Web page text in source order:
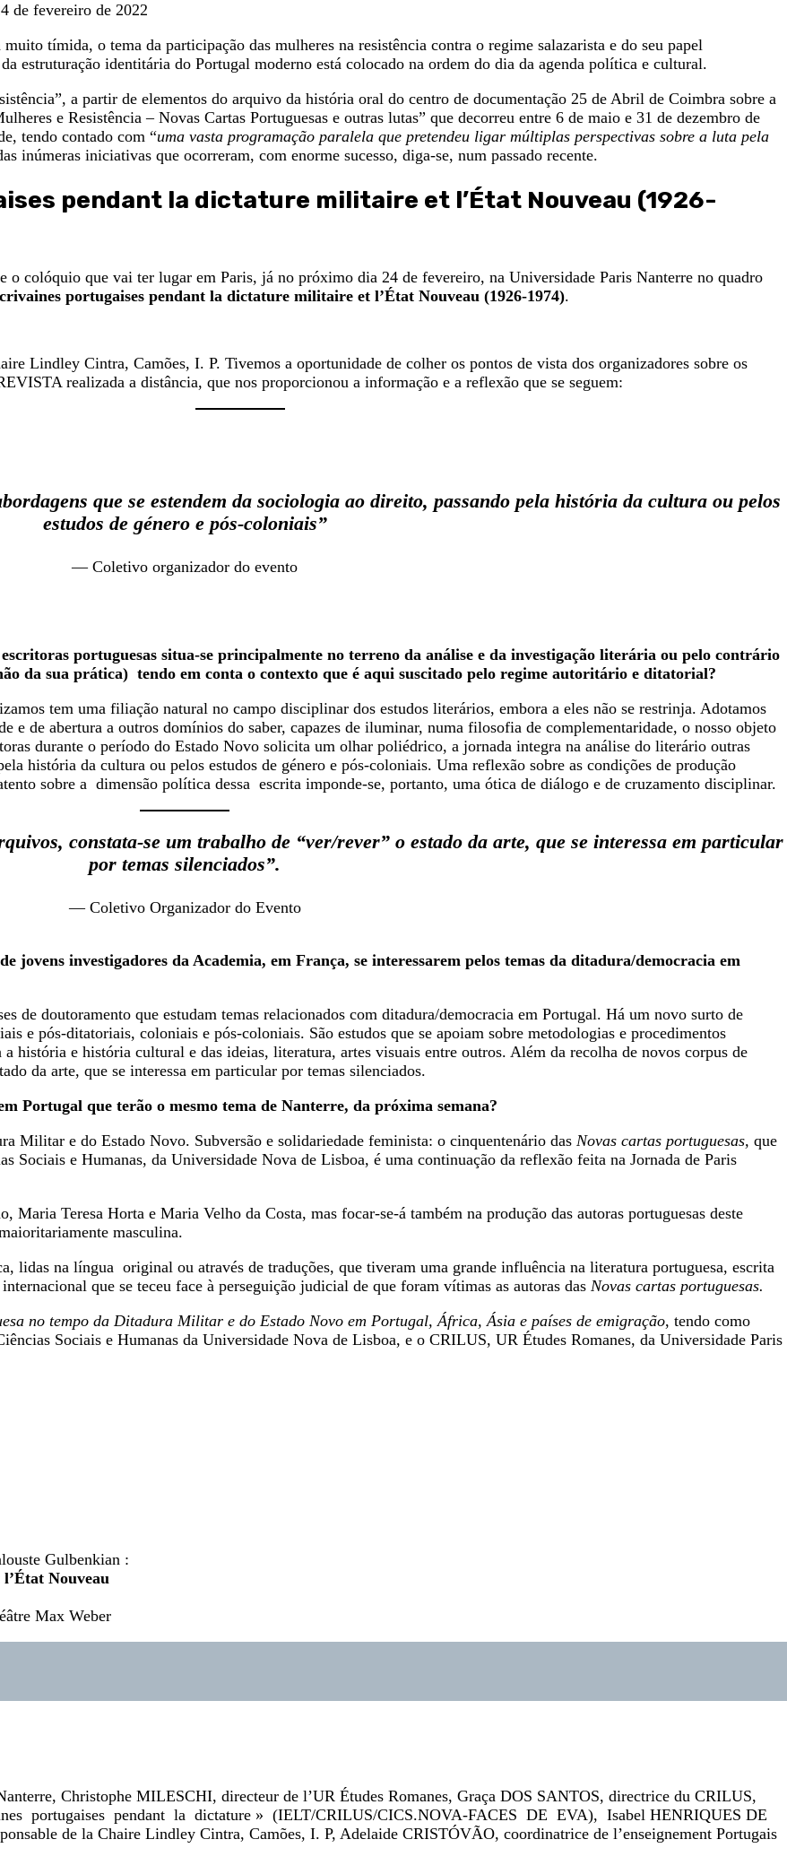
de fevereiro de 2022
tímida, o tema da participação das mulheres na resistência contra o regime salazarista e do seu papel
estruturação identitária do Portugal moderno está colocado na ordem do dia da agenda política e cultural.
a partir de elementos do arquivo da história oral do centro de documentação 25 de Abril de Coimbra sobre a
e Resistência – Novas Cartas Portuguesas e outras lutas” que decorreu entre 6 de maio e 31 de dezembro de
tendo contado com “uma vasta programação paralela que pretendeu ligar múltiplas perspectivas sobre a luta pela
inúmeras iniciativas que ocorreram, com enorme sucesso, diga-se, num passado recente.
pendant la dictature militaire et l’État Nouveau (1926-
o colóquio que vai ter lugar em Paris, já no próximo dia 24 de fevereiro, na Universidade Paris Nanterre no quadro
portugaises pendant la dictature militaire et l’État Nouveau (1926-1974).
Lindley Cintra, Camões, I. P. Tivemos a oportunidade de colher os pontos de vista dos organizadores sobre os
realizada a distância, que nos proporcionou a informação e a reflexão que se seguem:
que se estendem da sociologia ao direito, passando pela história da cultura ou pelos
estudos de género e pós-coloniais”
— Coletivo organizador do evento
portuguesas situa-se principalmente no terreno da análise e da investigação literária ou pelo contrário
da sua prática) tendo em conta o contexto que é aqui suscitado pelo regime autoritário e ditatorial?
tem uma filiação natural no campo disciplinar dos estudos literários, embora a eles não se restrinja. Adotamos
e de abertura a outros domínios do saber, capazes de iluminar, numa filosofia de complementaridade, o nosso objeto
durante o período do Estado Novo solicita um olhar poliédrico, a jornada integra na análise do literário outras
história da cultura ou pelos estudos de género e pós-coloniais. Uma reflexão sobre as condições de produção
sobre a dimensão política dessa escrita imponde-se, portanto, uma ótica de diálogo e de cruzamento disciplinar.
constata-se um trabalho de “ver/rever” o estado da arte, que se interessa em particular
por temas silenciados”.
— Coletivo Organizador do Evento
jovens investigadores da Academia, em França, se interessarem pelos temas da ditadura/democracia em
de doutoramento que estudam temas relacionados com ditadura/democracia em Portugal. Há um novo surto de
e pós-ditatoriais, coloniais e pós-coloniais. São estudos que se apoiam sobre metodologias e procedimentos
história e história cultural e das ideias, literatura, artes visuais entre outros. Além da recolha de novos corpus de
da arte, que se interessa em particular por temas silenciados.
Portugal que terão o mesmo tema de Nanterre, da próxima semana?
Militar e do Estado Novo. Subversão e solidariedade feminista: o cinquentenário das Novas cartas portuguesas, que
Sociais e Humanas, da Universidade Nova de Lisboa, é uma continuação da reflexão feita na Jornada de Paris
Teresa Horta e Maria Velho da Costa, mas focar-se-á também na produção das autoras portuguesas deste
masculina.
lidas na língua original ou através de traduções, que tiveram uma grande influência na literatura portuguesa, escrita
que se teceu face à perseguição judicial de que foram vítimas as autoras das Novas cartas portuguesas.
no tempo da Ditadura Militar e do Estado Novo em Portugal, África, Ásia e países de emigração, tendo como
Sociais e Humanas da Universidade Nova de Lisboa, e o CRILUS, UR Études Romanes, da Universidade Paris
Gulbenkian :
Nouveau
Max Weber
Christophe MILESCHI, directeur de l’UR Études Romanes, Graça DOS SANTOS, directrice du CRILUS,
portugaises pendant la dictature » (IELT/CRILUS/CICS.NOVA-FACES DE EVA), Isabel HENRIQUES DE
de la Chaire Lindley Cintra, Camões, I. P, Adelaide CRISTÓVÃO, coordinatrice de l’enseignement Portugais